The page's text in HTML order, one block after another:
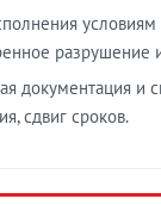
разрушение
документация и
сдвиг сроков.